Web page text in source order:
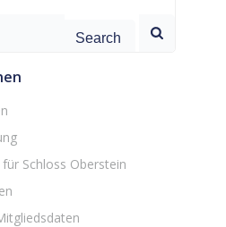
Schloss Oberstein